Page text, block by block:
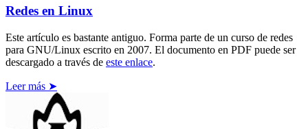
Redes en Linux
Este artículo es bastante antiguo. Forma parte de un curso de redes
para GNU/Linux escrito en 2007. El documento en PDF puede ser
descargado a través de este enlace.
Leer más ➤